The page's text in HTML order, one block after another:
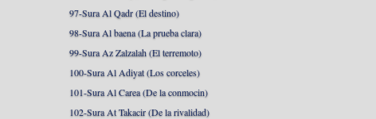
97-Sura Al Qadr (El destino)
98-Sura Al baena (La prueba clara)
99-Sura Az Zalzalah (El terremoto)
100-Sura Al Adiyat (Los corceles)
101-Sura Al Carea (De la conmocin)
102-Sura At Takacir (De la rivalidad)